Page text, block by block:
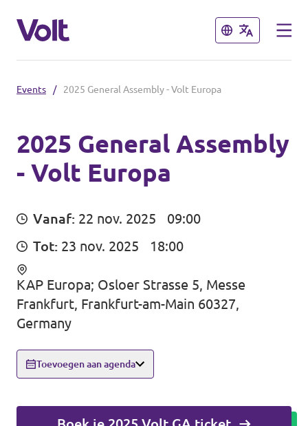
Sluiten
Onze Volt afdelingen in België
Volt België
Volt Brussel
Volt Oost-Vlaanderen
Sluiten
Standpunten
Mensen
Nieuws
Agenda
Doneer
Events / 2025 General Assembly - Volt Europa
2025 General Assembly
- Volt Europa
Vanaf: 22 nov. 2025
09:00
Tot: 23 nov. 2025 18:00
KAP Europa; Osloer Strasse 5, Messe
Frankfurt, Frankfurt-am-Main 60327,
Germany
Toevoegen aan agenda